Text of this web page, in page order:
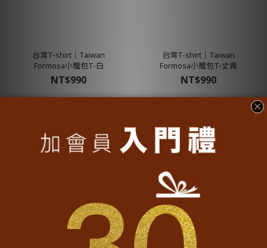
台灣T-shirt│Taiwan
Formosa小籠包T-白
NT$990
台灣T-shirt│Taiwan
Formosa小籠包T-丈青
NT$990